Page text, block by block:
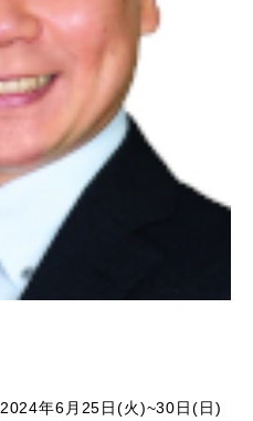
2024年6月25日(火)~30日(日)